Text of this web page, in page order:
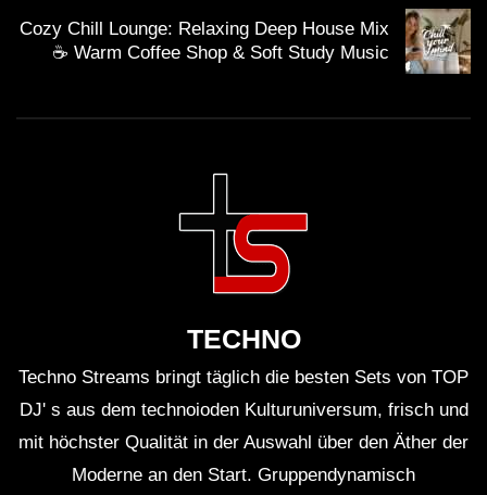
Offenheit längst zum Markenzeichen geworden ist, trifft
dieses Konzept auf fruchtbaren Boden. DasKappa
Treffpunkt fürinternationale Clubkulturetabliert und
Größe, die beeindruckt, sondern die Kuratierung:
Bühnen, deren Profile ineinandergreifen, und
Zeitfenster, die dramaturgisch Sinn ergeben. In dieser
perfekt passte und doch genug Eigensinn besaß, um
sich abzuheben.
Auch klanglich überzeugte der Abend. Die Abmischung
legte Wert auf ein trockenes Low-End, das die Kick
Cozy Chill Lounge: Relaxing Deep House Mix
☕ Warm Coffee Shop & Soft Study Music
TECHNO
Techno Streams bringt täglich die besten Sets von TOP
DJ' s aus dem technoioden Kulturuniversum, frisch und
mit höchster Qualität in der Auswahl über den Äther der
Moderne an den Start. Gruppendynamisch